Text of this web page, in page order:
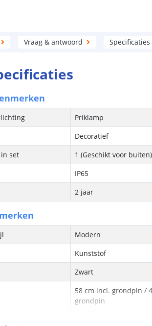
Vraag & antwoord Specificaties
Priklamp
Decoratief
set
1 (Geschikt voor buiten)
IP65
2 jaar
Modern
Kunststof
Zwart
58 cm incl. grondpin /
grondpin